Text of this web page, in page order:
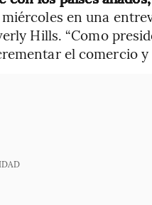
en una
Hills. “Como
el comercio y